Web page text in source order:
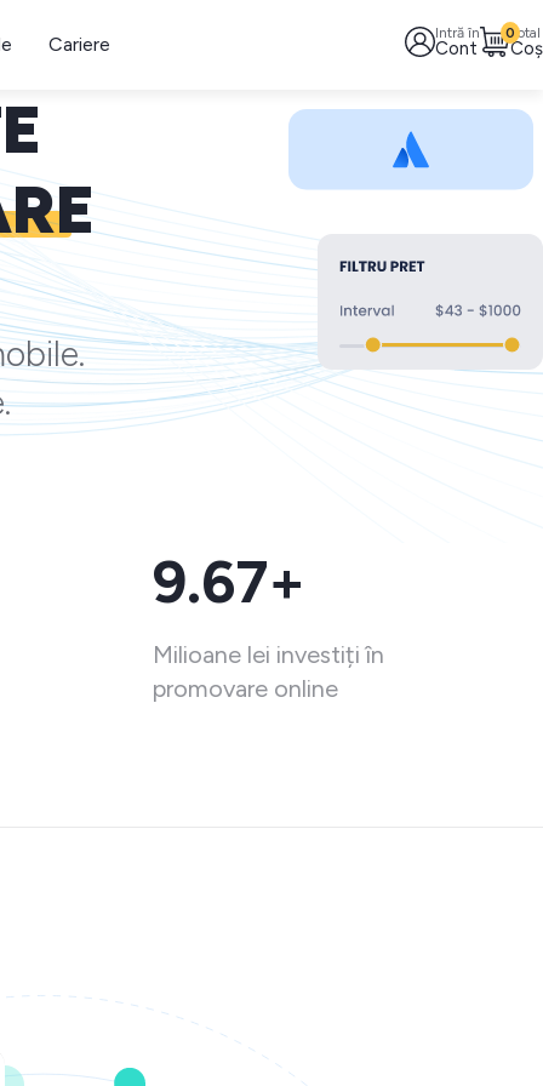
Cariere Intră în
Cont
Total
Coș
0
9.67+
Milioane lei investiți în
promovare online